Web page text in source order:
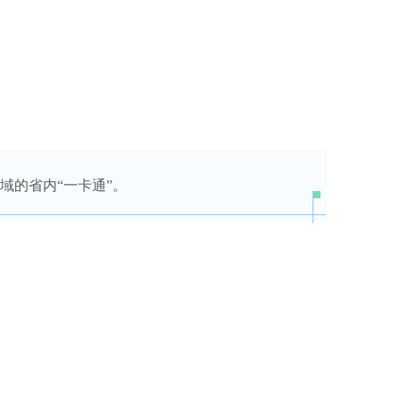
省内“一卡通”。